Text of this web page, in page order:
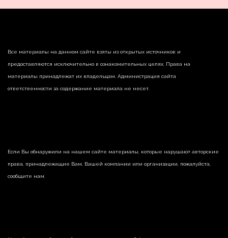
Все материалы на данном сайте взяты из открытых источников и
предоставляются исключительно в ознакомительных целях. Права на
материалы принадлежат их владельцам. Администрация сайта
ответственности за содержание материала не несет.
Если Вы обнаружили на нашем сайте материалы, которые нарушают авторские
права, принадлежащие Вам, Вашей компании или организации, пожалуйста,
сообщите нам.